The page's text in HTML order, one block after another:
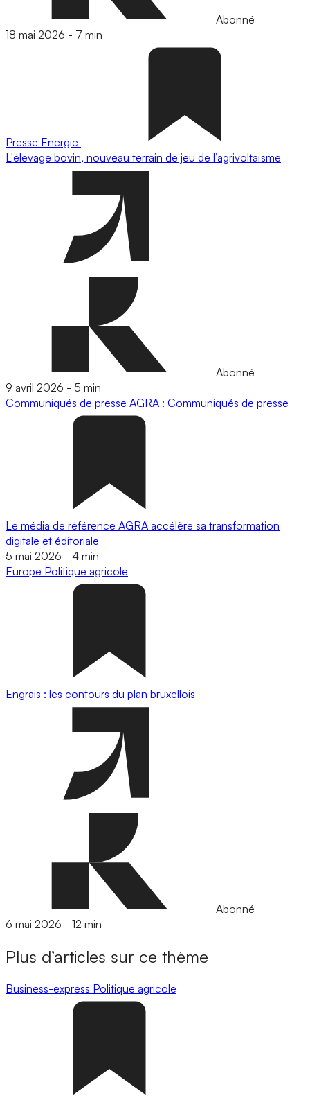
Abonné
18 mai 2026 - 7 min
Presse Energie
L'élevage bovin, nouveau terrain de jeu de l’agrivoltaïsme
Abonné
9 avril 2026 - 5 min
Communiqués de presse AGRA : Communiqués de presse
Le média de référence AGRA accélère sa transformation
digitale et éditoriale
5 mai 2026 - 4 min
Europe Politique agricole
Engrais : les contours du plan bruxellois
Abonné
6 mai 2026 - 12 min
Plus d’articles sur ce thème
Business-express Politique agricole